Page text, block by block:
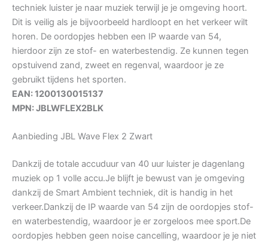
techniek luister je naar muziek terwijl je je omgeving hoort.
Dit is veilig als je bijvoorbeeld hardloopt en het verkeer wilt
horen. De oordopjes hebben een IP waarde van 54,
hierdoor zijn ze stof- en waterbestendig. Ze kunnen tegen
opstuivend zand, zweet en regenval, waardoor je ze
gebruikt tijdens het sporten.
EAN: 1200130015137
MPN: JBLWFLEX2BLK
Aanbieding JBL Wave Flex 2 Zwart
Dankzij de totale accuduur van 40 uur luister je dagenlang
muziek op 1 volle accu.Je blijft je bewust van je omgeving
dankzij de Smart Ambient techniek, dit is handig in het
verkeer.Dankzij de IP waarde van 54 zijn de oordopjes stof-
en waterbestendig, waardoor je er zorgeloos mee sport.De
oordopjes hebben geen noise cancelling, waardoor je je niet